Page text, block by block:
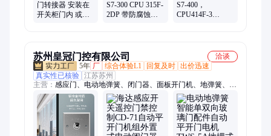
门转接器 安装在
开关柜门内 或前
S7-300 CPU 315F-
2DP 带防腐蚀涂
S7-400，
CPU414F-3
苏州皇冠门控有限公司
洽谈
5年 厂 综合体验L1 回复及时 出价迅速
真实性已核验 江苏苏州
主营： 感应门、电动地弹簧、闭门器、面板开门机、地弹簧、玻
璃门、自动关门、无框门配件、平开门机、电动闭门器、地埋
式、开门机